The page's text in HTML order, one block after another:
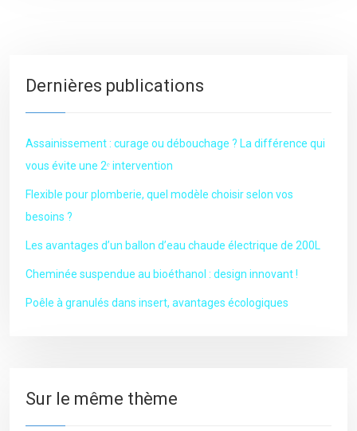
Dernières publications
Assainissement : curage ou débouchage ? La différence qui
vous évite une 2ᵉ intervention
Flexible pour plomberie, quel modèle choisir selon vos
besoins ?
Les avantages d’un ballon d’eau chaude électrique de 200L
Cheminée suspendue au bioéthanol : design innovant !
Poêle à granulés dans insert, avantages écologiques
Sur le même thème